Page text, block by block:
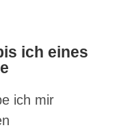
ich eines
ich mir